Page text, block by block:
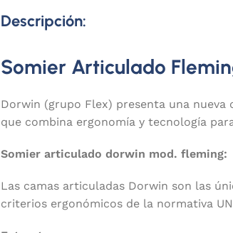
Descripción:
Somier Articulado
Dorwin (grupo Flex) presenta una
que combina ergonomía y tecnología
Somier articulado dorwin mod. fleming:
Las camas articuladas Dorwin son las
criterios ergonómicos de la normativa